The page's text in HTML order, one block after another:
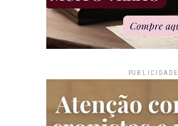
PUBLICIDADE